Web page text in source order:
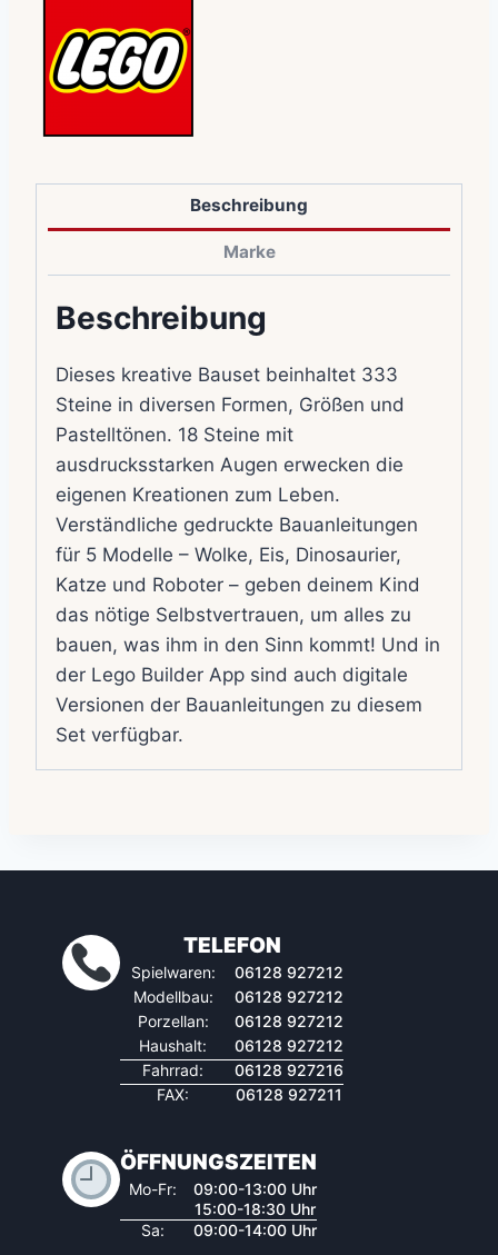
Beschreibung
Marke
Beschreibung
Dieses kreative Bauset beinhaltet 333
Steine in diversen Formen, Größen und
Pastelltönen. 18 Steine mit
ausdrucksstarken Augen erwecken die
eigenen Kreationen zum Leben.
Verständliche gedruckte Bauanleitungen
für 5 Modelle – Wolke, Eis, Dinosaurier,
Katze und Roboter – geben deinem Kind
das nötige Selbstvertrauen, um alles zu
bauen, was ihm in den Sinn kommt! Und in
der Lego Builder App sind auch digitale
Versionen der Bauanleitungen zu diesem
Set verfügbar.
TELEFON
Spielwaren:
06128 927212
Modellbau:
06128 927212
Porzellan:
06128 927212
Haushalt:
06128 927212
Fahrrad:
06128 927216
FAX:
06128 927211
ÖFFNUNGSZEITEN
Mo-Fr:
09:00-13:00 Uhr
15:00-18:30 Uhr
Sa:
09:00-14:00 Uhr